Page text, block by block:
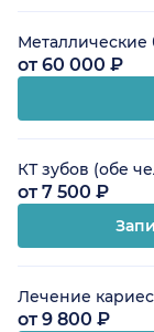
Металлические
от 60 000 ₽
КТ зубов (обе
от 7 500 ₽
Лечение
от 9 800 ₽